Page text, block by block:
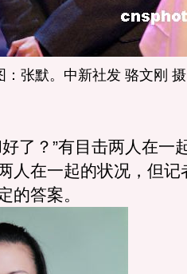
：张默。中新社发 骆文刚 摄
？”有目击两人在一
人在一起的状况，但记
的答案。